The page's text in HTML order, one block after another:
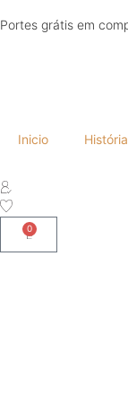
Portes grátis em
Inicio
0